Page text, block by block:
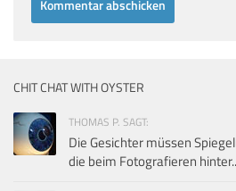
CHIT CHAT WITH OYSTER
THOMAS P. SAGT:
Die Gesichter müssen
die beim Fotografieren